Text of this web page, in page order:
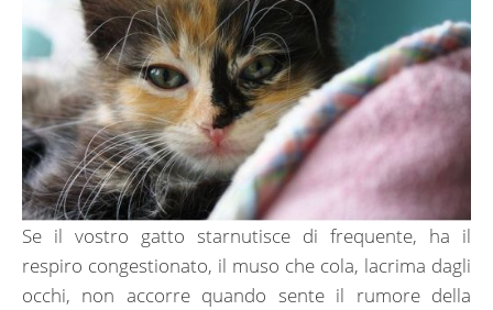
Se il vostro gatto starnutisce di frequente, ha il
respiro congestionato, il muso che cola, lacrima dagli
occhi, non accorre quando sente il rumore della